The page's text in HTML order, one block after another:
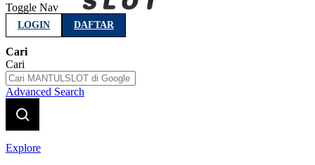
Toggle Nav
LOGIN DAFTAR
Cari
Cari
Advanced Search
Explore